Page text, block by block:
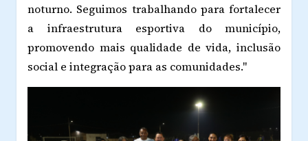
noturno. Seguimos trabalhando para fortalecer
a infraestrutura esportiva do município,
promovendo mais qualidade de vida, inclusão
social e integração para as comunidades."